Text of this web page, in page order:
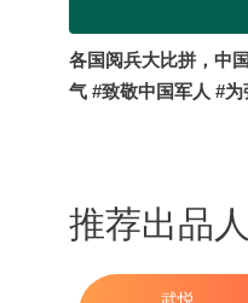
各国阅兵大比拼，中
气 #致敬中国军人 #为
推荐出品人